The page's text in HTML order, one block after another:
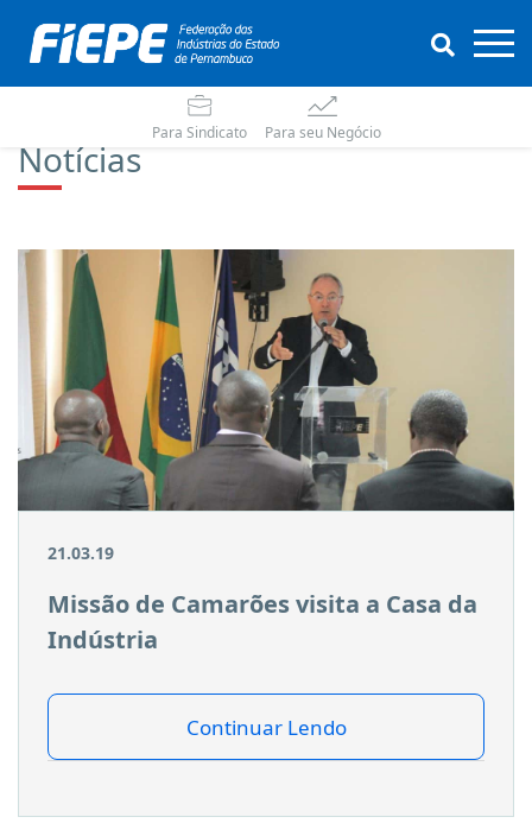
Para Sindicato Para seu Negócio
Notícias
21.03.19
Missão de Camarões visita a Casa da
Indústria
Continuar Lendo